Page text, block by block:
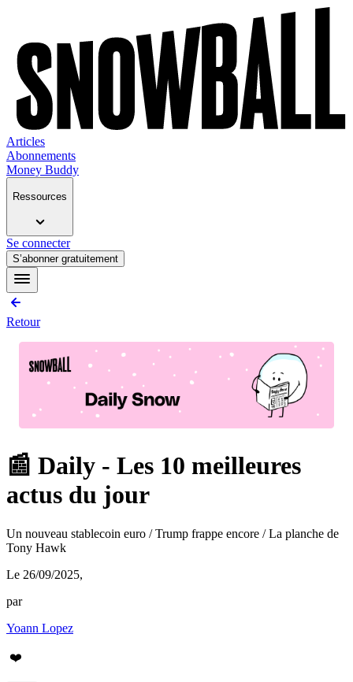
Articles
Abonnements
Money Buddy
Ressources
Se connecter
S’abonner gratuitement
Retour
📰 Daily - Les 10 meilleures
actus du jour
Un nouveau stablecoin euro / Trump frappe encore / La planche de
Tony Hawk
Le 26/09/2025,
par
Yoann Lopez
❤️